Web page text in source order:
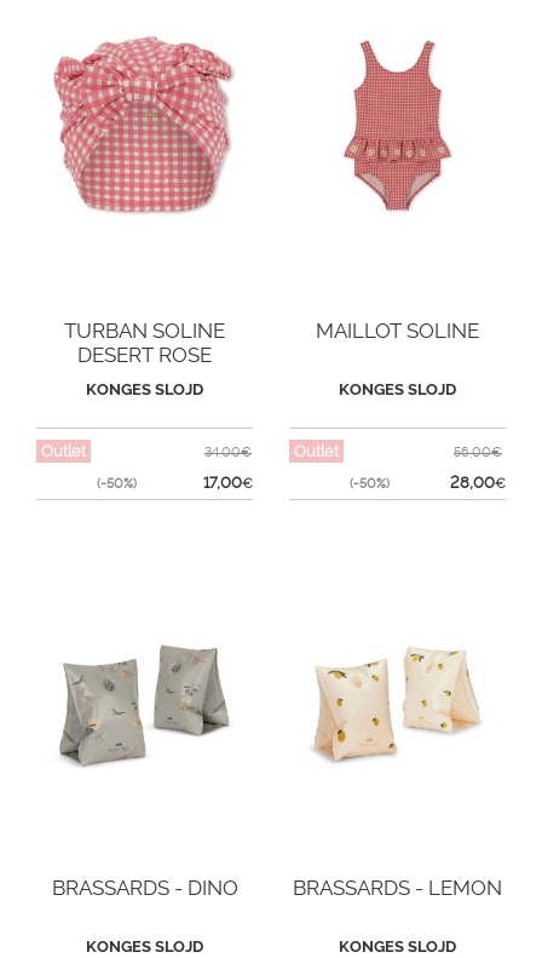
TURBAN SOLINE
DESERT ROSE
KONGES SLOJD
Outlet
(-50%)
34,00€
17,00€
MAILLOT SOLINE
KONGES SLOJD
Outlet
(-50%)
56,00€
28,00€
BRASSARDS - DINO
KONGES SLOJD
BRASSARDS - LEMON
KONGES SLOJD